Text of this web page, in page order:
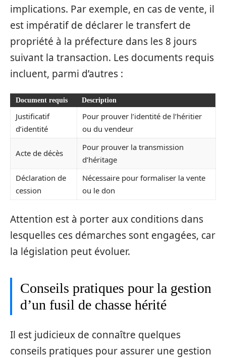
implications. Par exemple, en cas de vente, il
est impératif de déclarer le transfert de
propriété à la préfecture dans les 8 jours
suivant la transaction. Les documents requis
incluent, parmi d’autres :
Document requis Description
Justificatif
d’identité
Pour prouver l’identité de l’héritier
ou du vendeur
Acte de décès
Pour prouver la transmission
d’héritage
Déclaration de
cession
Nécessaire pour formaliser la vente
ou le don
Attention est à porter aux conditions dans
lesquelles ces démarches sont engagées, car
la législation peut évoluer.
Conseils pratiques pour la gestion
d’un fusil de chasse hérité
Il est judicieux de connaître quelques
conseils pratiques pour assurer une gestion